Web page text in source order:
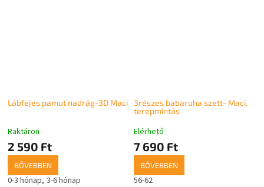
Lábfejes pamut nadrág-3D Maci
Raktáron
2 590 Ft
BŐVEBBEN
0-3 hónap 3-6 hónap
3részes babaruha szett- Maci,
terepmintás
Elérhető
7 690 Ft
BŐVEBBEN
56-62